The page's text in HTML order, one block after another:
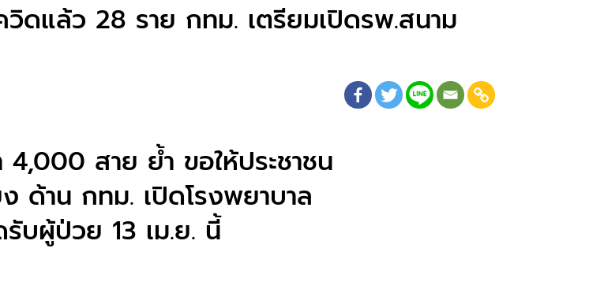
ดแล้ว 28 ราย​ กทม. เตรียมเปิดรพ.สนาม
สาย​ ย้ำ ขอให้ประชาชน
ด้าน​ กทม. เปิดโรงพยาบาล
รับผู้ป่วย 13 เม.ย. นี้